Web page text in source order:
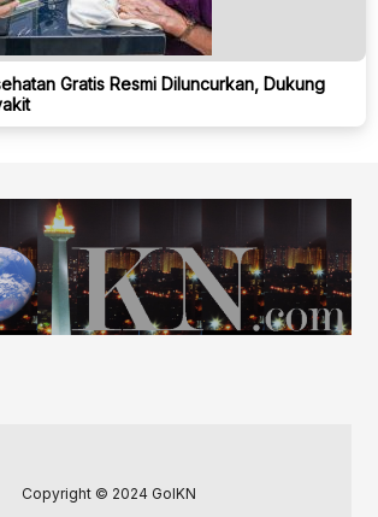
Gratis Resmi Diluncurkan, Dukung
Copyright © 2024 GoIKN